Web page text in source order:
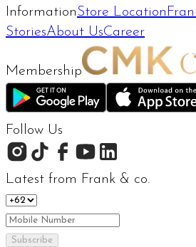
InformationStore Location
StoriesAbout UsCareer
Membership
Follow Us
Latest from Frank & co.
Subscribe